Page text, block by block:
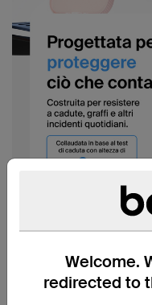
Welcome.
redirected to